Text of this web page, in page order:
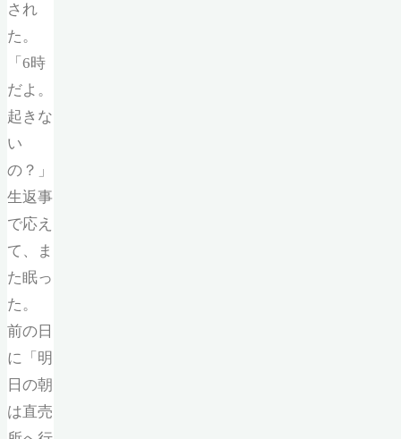
され
た。
「6時
だよ。
起きな
い
の？」
生返事
で応え
て、ま
た眠っ
た。
前の日
に「明
日の朝
は直売